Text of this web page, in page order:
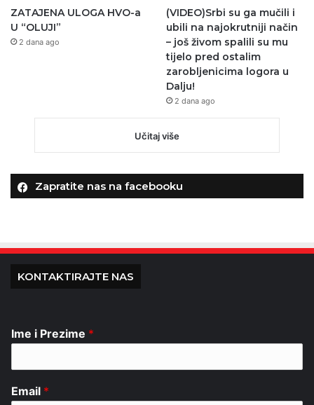
ZATAJENA ULOGA HVO-a
U “OLUJI”
2 dana ago
(VIDEO)Srbi su ga mučili i
ubili na najokrutniji način
– još živom spalili su mu
tijelo pred ostalim
zarobljenicima logora u
Dalju!
2 dana ago
Učitaj više
Zapratite nas na facebooku
KONTAKTIRAJTE NAS
Ime i Prezime *
Email *